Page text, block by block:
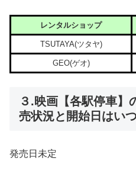
レンタルショップ
TSUTAYA(ツタヤ)
GEO(ゲオ)
３.映画【各駅停車】
売状況と開始日はい
発売日未定